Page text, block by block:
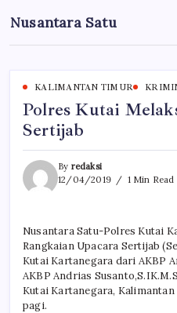
to
content
Nusantara Satu
Berita
Nusantara
KALIMANTAN TIMUR
Polres Kutai
Sertijab
By redaksi
12/04/2019
1 Min Read
Nusantara Satu-Polres Kutai
Rangkaian Upacara Sertijab
Kutai Kartanegara dari AKBP
AKBP Andrias
Kutai Kartanegara,
pagi.